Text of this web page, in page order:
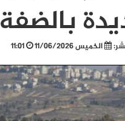
بالضفة
الخميس 11/06/2026